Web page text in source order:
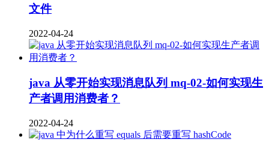
文件
2022-04-24
java 从零开始实现消息队列 mq-02-如何实现生
产者调用消费者？
2022-04-24